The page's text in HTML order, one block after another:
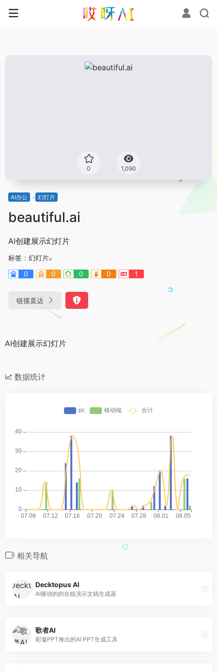
0 1,090
AI办公 幻灯片
beautiful.ai
AI创建展示幻灯片
标签： 幻灯片
0
0 0 0 1
链接直达
AI创建展示幻灯片
数据统计
相关导航
Decktopus AI
AI驱动的的在线演示文稿生成器
歌者AI
彩漩PPT推出的AI PPT生成工具